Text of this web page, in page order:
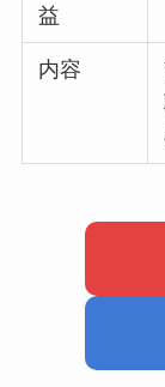
益
内容